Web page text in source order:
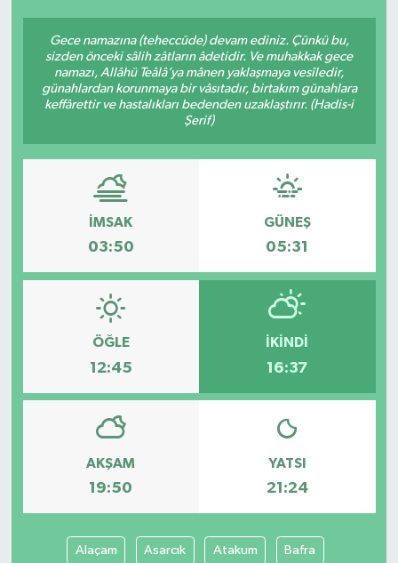
Gece namazına (teheccüde) devam ediniz. Çünkü bu,
sizden önceki sâlih zâtların âdetidir. Ve muhakkak gece
namazı, Allâhü Teâlâ’ya mânen yaklaşmaya vesîledir,
günahlardan korunmaya bir vâsıtadır, birtakım günahlara
keffârettir ve hastalıkları bedenden uzaklaştırır. (Hadis-i
Şerif)
İMSAK
03:50
GÜNEŞ
05:31
ÖĞLE
12:45
İKINDI
16:37
AKŞAM
19:50
YATSI
21:24
Alaçam Asarcık Atakum Bafra
ŞİRKET PANO